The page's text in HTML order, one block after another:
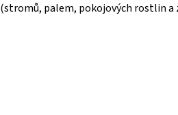
(stromů, palem, pokojových rostlin a